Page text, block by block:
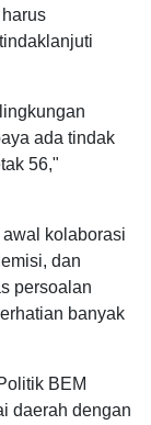
ada tindak
56,"
kolaborasi
dan
persoalan
banyak
BEM
daerah dengan